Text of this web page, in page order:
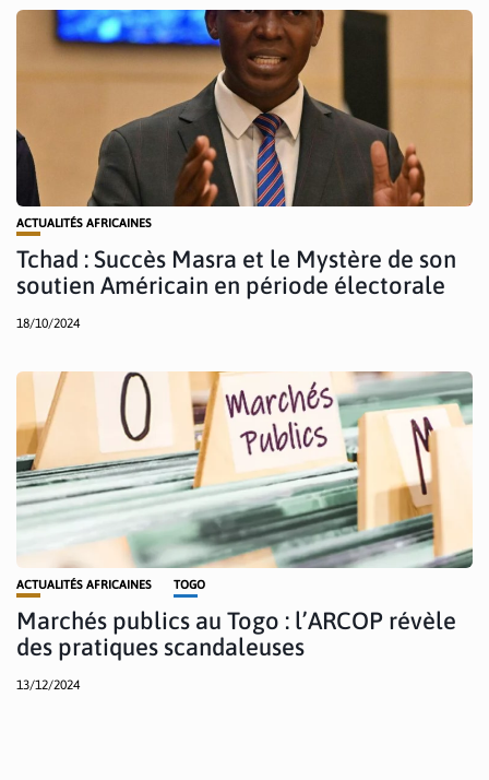
ACTUALITÉS AFRICAINES
Tchad : Succès Masra et le Mystère de son
soutien Américain en période électorale
18/10/2024
ACTUALITÉS AFRICAINES TOGO
Marchés publics au Togo : l’ARCOP révèle
des pratiques scandaleuses
13/12/2024